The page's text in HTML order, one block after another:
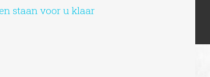
staan voor u klaar